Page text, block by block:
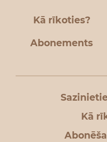
Kā rīkoties?
Abonements
Kā